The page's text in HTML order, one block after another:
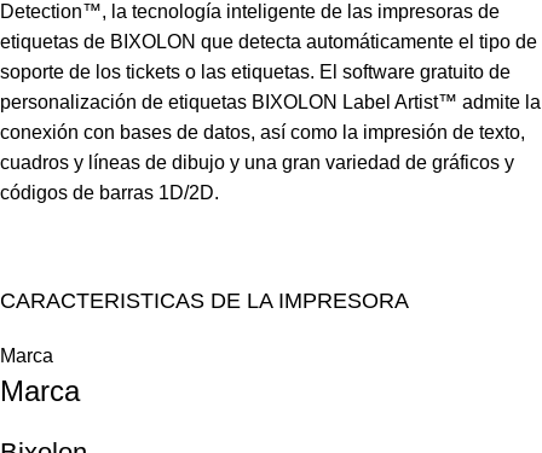
Detection™, la tecnología inteligente de las impresoras de
etiquetas de BIXOLON que detecta automáticamente el tipo de
soporte de los tickets o las etiquetas. El software gratuito de
personalización de etiquetas BIXOLON Label Artist™ admite la
conexión con bases de datos, así como la impresión de texto,
cuadros y líneas de dibujo y una gran variedad de gráficos y
códigos de barras 1D/2D.
CARACTERISTICAS DE LA IMPRESORA
Marca
Marca